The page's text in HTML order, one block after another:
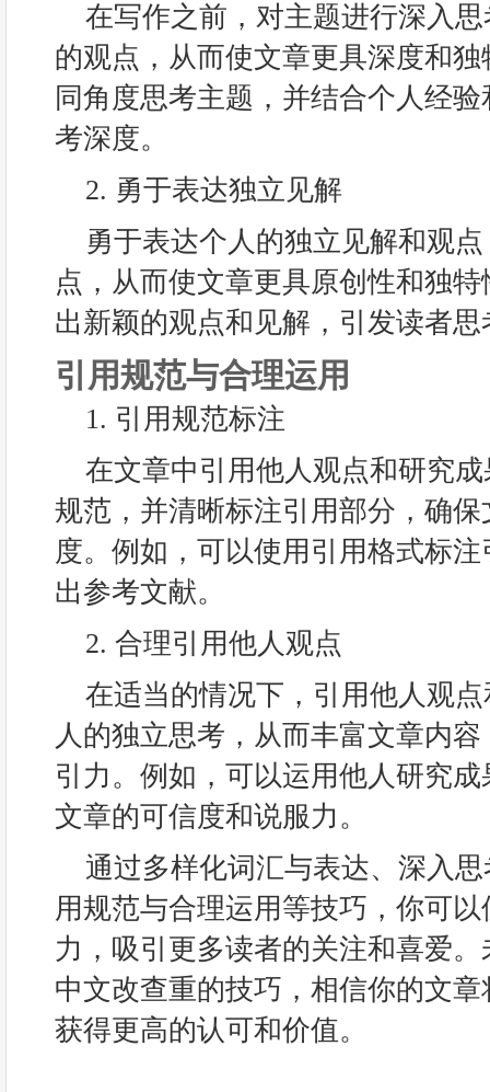
在写作之前，对主题进行深入
的观点，从而使文章更具深度和
同角度思考主题，并结合个人经
考深度。
2. 勇于表达独立见解
勇于表达个人的独立见解和观
点，从而使文章更具原创性和独
出新颖的观点和见解，引发读者
引用规范与合理运用
1. 引用规范标注
在文章中引用他人观点和研究
规范，并清晰标注引用部分，确
度。例如，可以使用引用格式标
出参考文献。
2. 合理引用他人观点
在适当的情况下，引用他人观
人的独立思考，从而丰富文章内
引力。例如，可以运用他人研究
文章的可信度和说服力。
通过多样化词汇与表达、深入
用规范与合理运用等技巧，你可
力，吸引更多读者的关注和喜爱
中文改查重的技巧，相信你的文
获得更高的认可和价值。